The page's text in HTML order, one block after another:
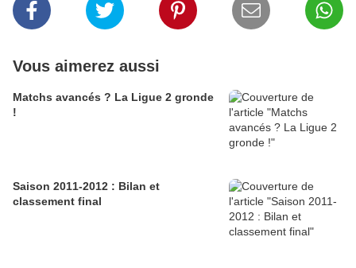
Vous aimerez aussi
Matchs avancés ? La Ligue 2 gronde
!
Saison 2011-2012 : Bilan et
classement final